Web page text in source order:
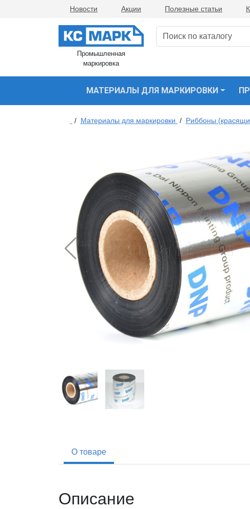
Новости Акции Полезные статьи
Промышленная
маркировка
МАТЕРИАЛЫ ДЛЯ МАРКИРОВКИ
/ Материалы для маркировки / Риббоны
О товаре
Описание